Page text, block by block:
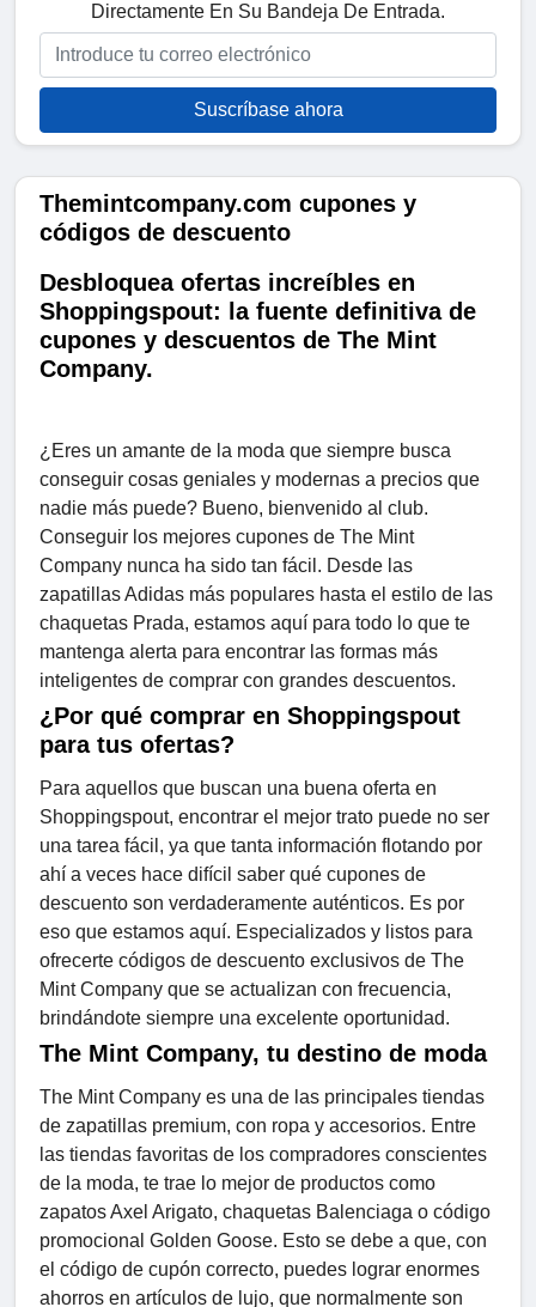
Directamente En Su Bandeja De Entrada.
Suscríbase ahora
Themintcompany.com cupones y
códigos de descuento
Desbloquea ofertas increíbles en
Shoppingspout: la fuente definitiva de
cupones y descuentos de The Mint
Company.
¿Eres un amante de la moda que siempre busca
conseguir cosas geniales y modernas a precios que
nadie más puede? Bueno, bienvenido al club.
Conseguir los mejores cupones de The Mint
Company nunca ha sido tan fácil. Desde las
zapatillas Adidas más populares hasta el estilo de las
chaquetas Prada, estamos aquí para todo lo que te
mantenga alerta para encontrar las formas más
inteligentes de comprar con grandes descuentos.
¿Por qué comprar en Shoppingspout
para tus ofertas?
Para aquellos que buscan una buena oferta en
Shoppingspout, encontrar el mejor trato puede no ser
una tarea fácil, ya que tanta información flotando por
ahí a veces hace difícil saber qué cupones de
descuento son verdaderamente auténticos. Es por
eso que estamos aquí. Especializados y listos para
ofrecerte códigos de descuento exclusivos de The
Mint Company que se actualizan con frecuencia,
brindándote siempre una excelente oportunidad.
The Mint Company, tu destino de moda
The Mint Company es una de las principales tiendas
de zapatillas premium, con ropa y accesorios. Entre
las tiendas favoritas de los compradores conscientes
de la moda, te trae lo mejor de productos como
zapatos Axel Arigato, chaquetas Balenciaga o código
promocional Golden Goose. Esto se debe a que, con
el código de cupón correcto, puedes lograr enormes
ahorros en artículos de lujo, que normalmente son